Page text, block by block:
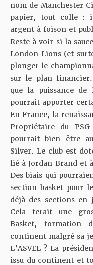
nom de Manchester
papier, tout colle :
argent à foison et
Reste à voir si la
London Lions (et
plonger le
sur le plan
que la puissance de
pourrait apporter
En France, la
Propriétaire du
pourrait bien être
Silver. Le club est
lié à Jordan Brand et
Des biais qui
section basket pour
déjà des sections
Cela ferait une
Basket, formation
continent malgré sa
L’ASVEL ? La
issu du continent et